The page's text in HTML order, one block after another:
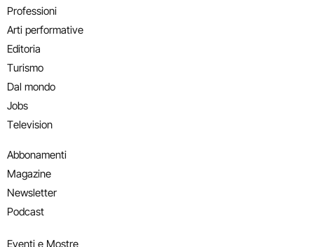
Professioni
Arti performative
Editoria
Turismo
Dal mondo
Jobs
Television
Abbonamenti
Magazine
Newsletter
Podcast
Eventi e Mostre